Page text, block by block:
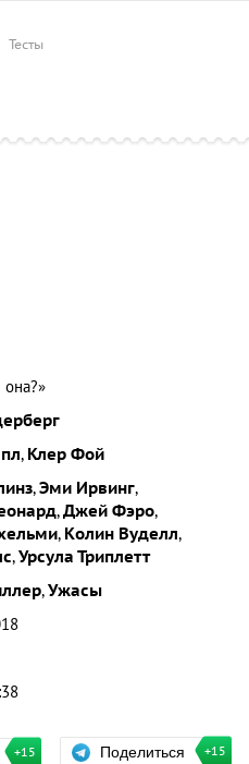
Тесты
, Клер Фой
,Эми Ирвинг,
,Джей Фэро,
, Колин Вуделл,
,Урсула Триплетт
,Ужасы
+15 Поделиться +15